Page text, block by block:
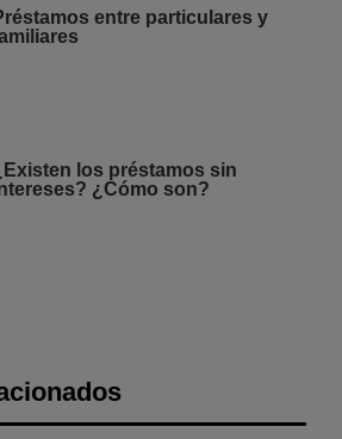
entre particulares y
los préstamos sin
¿Cómo son?